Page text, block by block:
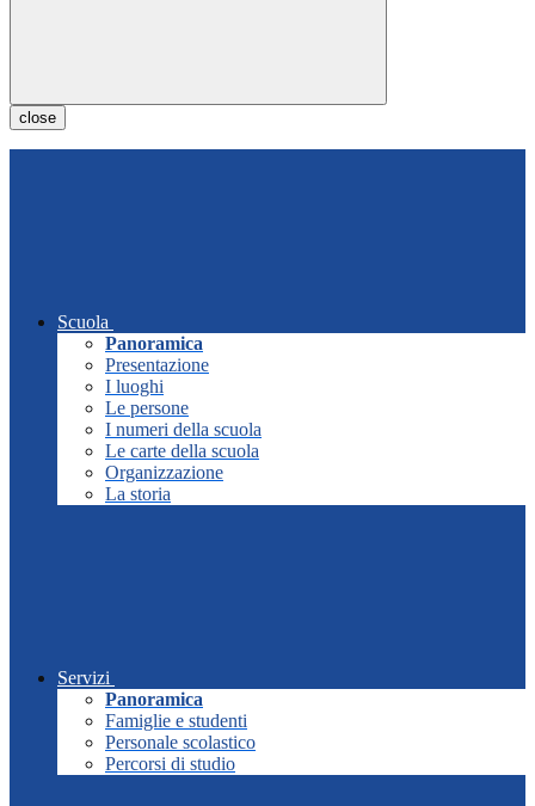
close
Scuola
Panoramica
Presentazione
I luoghi
Le persone
I numeri della scuola
Le carte della scuola
Organizzazione
La storia
Servizi
Panoramica
Famiglie e studenti
Personale scolastico
Percorsi di studio